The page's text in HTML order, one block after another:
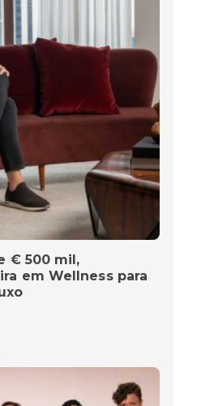
€ 500 mil,
em Wellness para